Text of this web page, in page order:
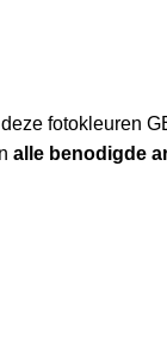
fotokleuren
alle benodigde